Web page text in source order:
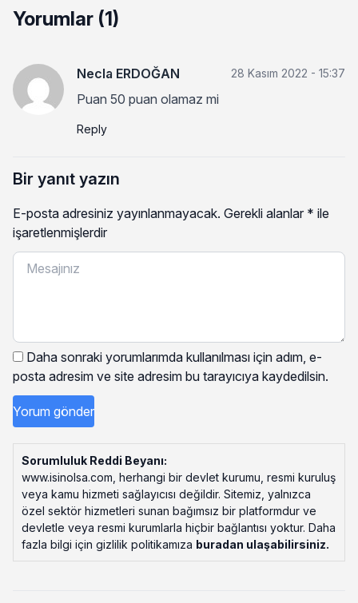
Yorumlar (1)
Necla ERDOĞAN 28 Kasım 2022 - 15:37
Puan 50 puan olamaz mi
Reply
Bir yanıt yazın
E-posta adresiniz yayınlanmayacak. Gerekli alanlar * ile
işaretlenmişlerdir
Daha sonraki yorumlarımda kullanılması için adım, e-
posta adresim ve site adresim bu tarayıcıya kaydedilsin.
Sorumluluk Reddi Beyanı:
www.isinolsa.com, herhangi bir devlet kurumu, resmi kuruluş
veya kamu hizmeti sağlayıcısı değildir. Sitemiz, yalnızca
özel sektör hizmetleri sunan bağımsız bir platformdur ve
devletle veya resmi kurumlarla hiçbir bağlantısı yoktur. Daha
fazla bilgi için gizlilik politikamıza buradan ulaşabilirsiniz.